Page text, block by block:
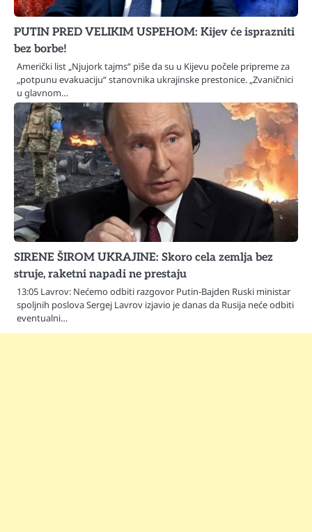
PUTIN PRED VELIKIM USPEHOM: Kijev će isprazniti
bez borbe!
Američki list „Njujork tajms“ piše da su u Kijevu počele pripreme za
„potpunu evakuaciju“ stanovnika ukrajinske prestonice. „Zvaničnici
u glavnom…
SIRENE ŠIROM UKRAJINE: Skoro cela zemlja bez
struje, raketni napadi ne prestaju
13:05 Lavrov: Nećemo odbiti razgovor Putin-Bajden Ruski ministar
spoljnih poslova Sergej Lavrov izjavio je danas da Rusija neće odbiti
eventualni…